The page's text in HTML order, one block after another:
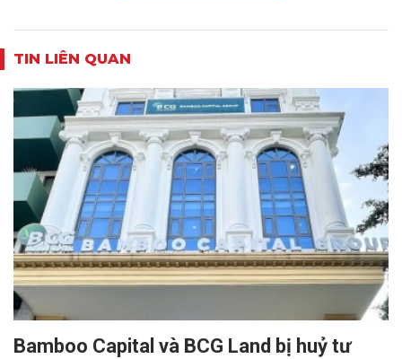
TIN LIÊN QUAN
Bamboo Capital và BCG Land bị huỷ tư